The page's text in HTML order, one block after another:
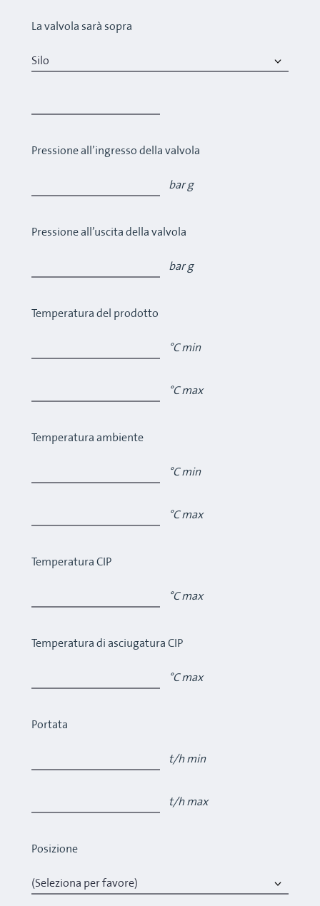
La valvola sarà sopra
Pressione all’ingresso della valvola
bar g
Pressione all’uscita della valvola
bar g
Temperatura del prodotto
°C min
°C max
Temperatura ambiente
°C min
°C max
Temperatura CIP
°C max
Temperatura di asciugatura CIP
°C max
Portata
t/h min
t/h max
Posizione